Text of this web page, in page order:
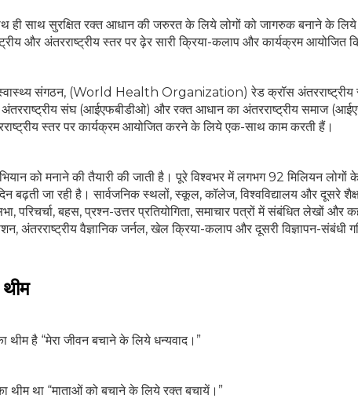
ही साथ सुरक्षित रक्त आधान की जरुरत के लिये लोगों को जागरुक बनाने के लिये
और अंतरराष्ट्रीय स्तर पर ढ़ेर सारी क्रिया-कलाप और कार्यक्रम आयोजित
संगठन, (World Health Organization) रेड क्रॉस
संघ (आईएफबीडीओ) और रक्त आधान का अंतरराष्ट्रीय समाज
स्तर पर कार्यक्रम आयोजित करने के लिये एक-साथ काम करती हैं।
को मनाने की तैयारी की जाती है। पूरे विश्वभर में लगभग 92 मिलियन लोगों
बढ़ती जा रही है। सार्वजनिक स्थलों, स्कूल, कॉलेज, विश्वविद्यालय और दूसरे
परिचर्चा, बहस, प्रश्न-उत्तर प्रतियोगिता, समाचार पत्रों में संबंधित लेखों और
अंतरराष्ट्रीय वैज्ञानिक जर्नल, खेल क्रिया-कलाप और दूसरी विज्ञापन-संबंधी
थीम है “मेरा जीवन बचाने के लिये धन्यवाद।”
थीम था “माताओं को बचाने के लिये रक्त बचायें।”